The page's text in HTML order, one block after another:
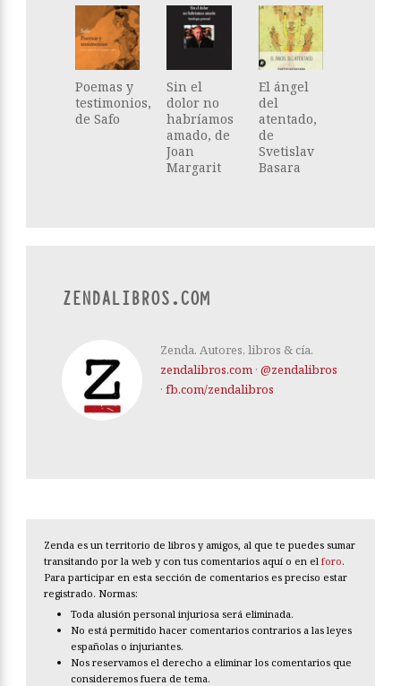
Poemas y
testimonios,
de Safo
Sin el
dolor no
habríamos
amado, de
Joan
Margarit
El ángel
del
atentado,
de
Svetislav
Basara
ZENDALIBROS.COM
Zenda. Autores, libros & cía.
zendalibros.com · @zendalibros
· fb.com/zendalibros
Zenda es un territorio de libros y amigos, al que te puedes sumar
transitando por la web y con tus comentarios aquí o en el foro.
Para participar en esta sección de comentarios es preciso estar
registrado. Normas:
Toda alusión personal injuriosa será eliminada.
No está permitido hacer comentarios contrarios a las leyes
españolas o injuriantes.
Nos reservamos el derecho a eliminar los comentarios que
consideremos fuera de tema.